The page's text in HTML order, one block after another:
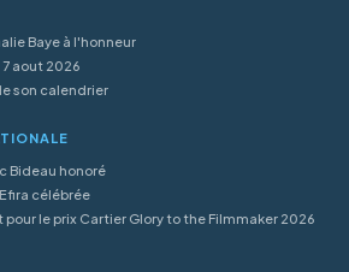
Baye à l'honneur
7 aout 2026
son calendrier
Bideau honoré
célébrée
pour le prix Cartier Glory to the Filmmaker 2026